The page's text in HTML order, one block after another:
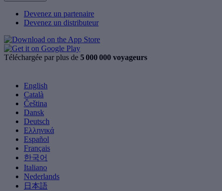
Devenez un partenaire
Devenez un distributeur
Téléchargée par plus de 5 000 000 voyageurs
English
Català
Čeština
Dansk
Deutsch
Ελληνικά
Español
Français
한국어
Italiano
Nederlands
日本語